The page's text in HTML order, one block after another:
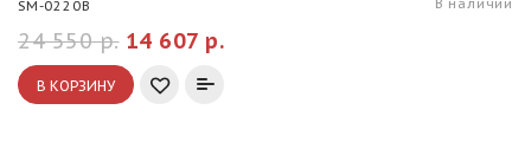
SM-0220B В наличии
14 607 р.
24 550 р.
В КОРЗИНУ